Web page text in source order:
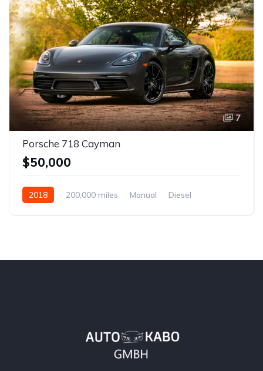
7
Porsche 718 Cayman
$50,000
2018 200,000 miles Manual
Diesel